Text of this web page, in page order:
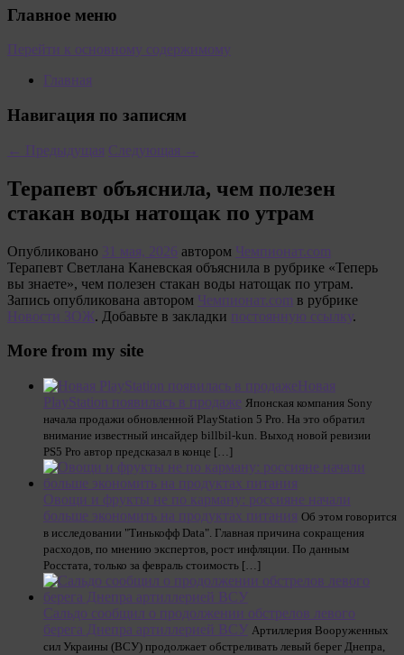
Главное меню
Перейти к основному содержимому
Главная
Навигация по записям
← Предыдущая Следующая →
Терапевт объяснила, чем полезен
стакан воды натощак по утрам
Опубликовано 31 мая, 2026 автором Чемпионат.com
Терапевт Светлана Каневская объяснила в рубрике «Теперь
вы знаете», чем полезен стакан воды натощак по утрам.
Запись опубликована автором Чемпионат.com в рубрике
Новости ЗОЖ. Добавьте в закладки постоянную ссылку.
More from my site
Новая
PlayStation появилась в продаже Японская компания Sony
начала продажи обновленной PlayStation 5 Pro. На это обратил
внимание известный инсайдер billbil-kun. Выход новой ревизии
PS5 Pro автор предсказал в конце […]
Овощи и фрукты не по карману: россияне начали
больше экономить на продуктах питания Об этом говорится
в исследовании "Тинькофф Data". Главная причина сокращения
расходов, по мнению экспертов, рост инфляции. По данным
Росстата, только за февраль стоимость […]
Сальдо сообщил о продолжении обстрелов левого
берега Днепра артиллерией ВСУ Артиллерия Вооруженных
сил Украины (ВСУ) продолжает обстреливать левый берег Днепра,